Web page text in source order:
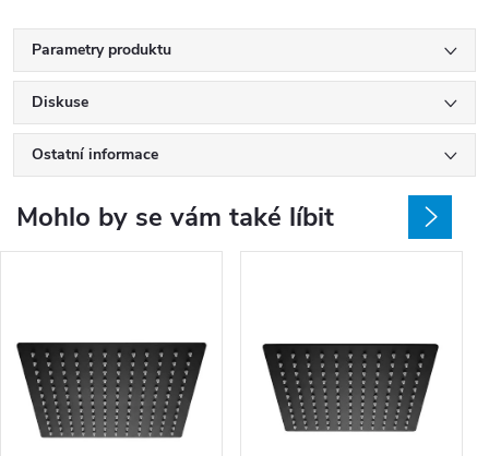
Parametry produktu
Diskuse
Ostatní informace
Mohlo by se vám také líbit